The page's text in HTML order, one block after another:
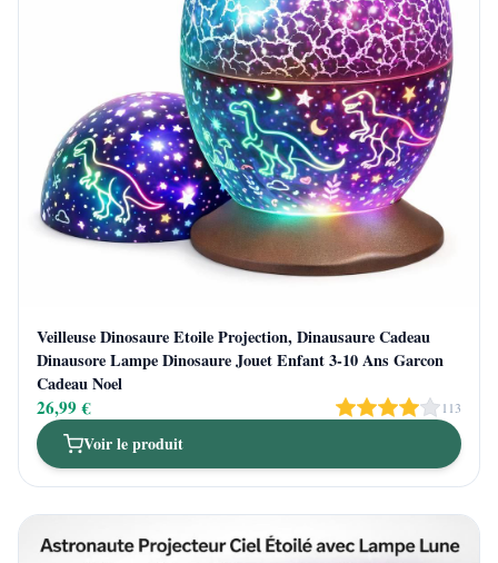
Veilleuse Dinosaure Etoile Projection, Dinausaure Cadeau
Dinausore Lampe Dinosaure Jouet Enfant 3-10 Ans Garcon
Cadeau Noel
26,99 € 113
Voir le produit